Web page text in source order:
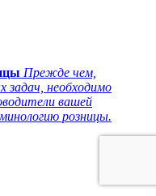
Прежде чем,
задач, необходимо
вашей
розницы.